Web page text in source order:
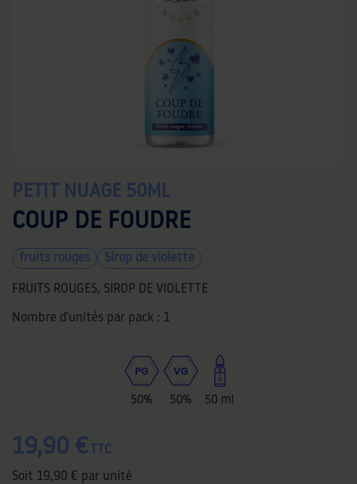
PETIT NUAGE 50ML
COUP DE FOUDRE
fruits rouges Sirop de violette
FRUITS ROUGES, SIROP DE VIOLETTE
Nombre d'unités par pack : 1
50% 50% 50 ml
19,90 € TTC
Soit 19,90 € par unité